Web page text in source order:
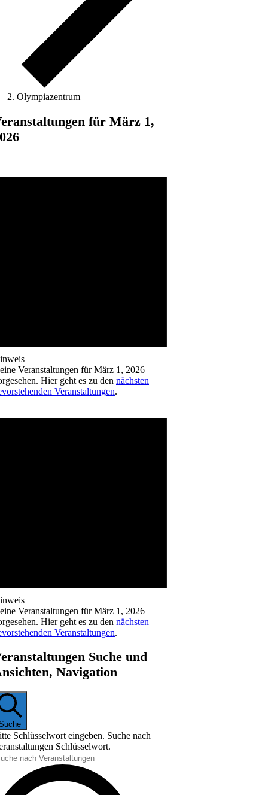
Olympiazentrum
für März 1,
Veranstaltungen für März 1, 2026
Hier geht es zu den nächsten
Veranstaltungen.
Veranstaltungen für März 1, 2026
Hier geht es zu den nächsten
Veranstaltungen.
Suche und
Navigation
Schlüsselwort eingeben. Suche nach
Schlüsselwort.